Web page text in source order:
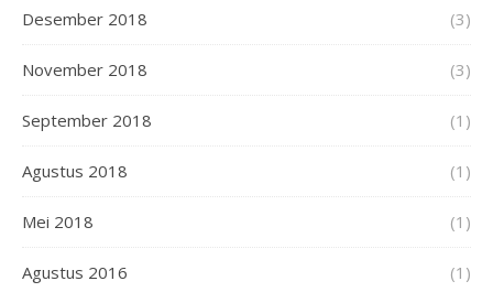
Desember 2018 (3)
November 2018 (3)
September 2018 (1)
Agustus 2018 (1)
Mei 2018 (1)
Agustus 2016 (1)